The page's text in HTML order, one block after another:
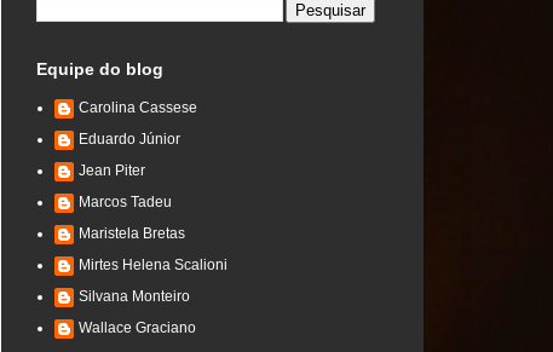
Equipe do blog
Carolina Cassese
Eduardo Júnior
Jean Piter
Marcos Tadeu
Maristela Bretas
Mirtes Helena Scalioni
Silvana Monteiro
Wallace Graciano